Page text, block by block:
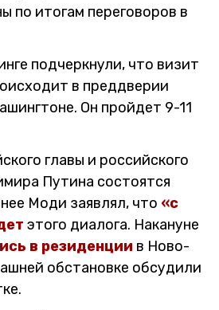
по итогам переговоров в
подчеркнули, что визит
в преддверии
Он пройдет 9-11
главы и российского
Путина состоятся
Моди заявлял, что «с
этого диалога. Накануне
в резиденции в Ново-
обстановке обсудили